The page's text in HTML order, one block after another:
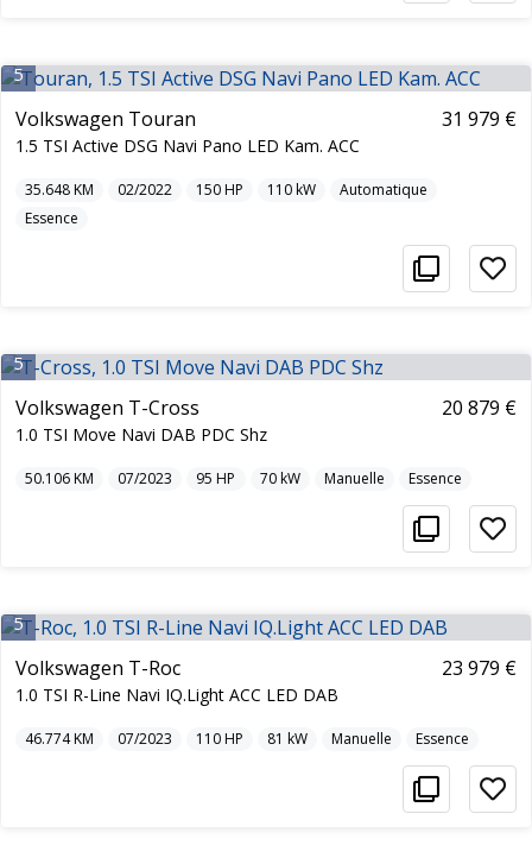
5
Volkswagen Touran
1.5 TSI Active DSG Navi Pano LED Kam. ACC
31 979 €
35.648KM 02/2022 150HP 110kW
Automatique
Essence
5
Volkswagen T-Cross
1.0 TSI Move Navi DAB PDC Shz
20 879 €
50.106KM 07/2023 95 HP 70kW Manuelle Essence
5
Volkswagen T-Roc
1.0 TSI R-Line Navi IQ.Light ACC LED DAB
23 979 €
46.774KM 07/2023 110HP 81 kW Manuelle Essence